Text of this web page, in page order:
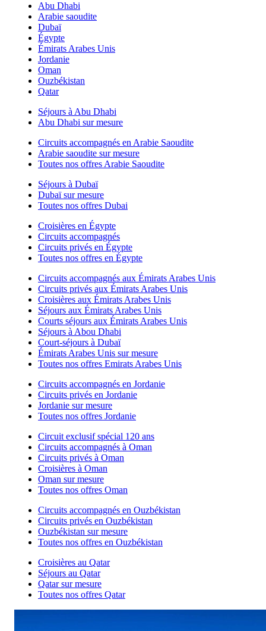
Abu Dhabi
Arabie saoudite
Dubaï
Égypte
Émirats Arabes Unis
Jordanie
Oman
Ouzbékistan
Qatar
Séjours à Abu Dhabi
Abu Dhabi sur mesure
Circuits accompagnés en Arabie Saoudite
Arabie saoudite sur mesure
Toutes nos offres Arabie Saoudite
Séjours à Dubaï
Dubaï sur mesure
Toutes nos offres Dubai
Croisières en Égypte
Circuits accompagnés
Circuits privés en Égypte
Toutes nos offres en Égypte
Circuits accompagnés aux Émirats Arabes Unis
Circuits privés aux Émirats Arabes Unis
Croisières aux Émirats Arabes Unis
Séjours aux Émirats Arabes Unis
Courts séjours aux Émirats Arabes Unis
Séjours à Abou Dhabi
Court-séjours à Dubaï
Émirats Arabes Unis sur mesure
Toutes nos offres Emirats Arabes Unis
Circuits accompagnés en Jordanie
Circuits privés en Jordanie
Jordanie sur mesure
Toutes nos offres Jordanie
Circuit exclusif spécial 120 ans
Circuits accompagnés à Oman
Circuits privés à Oman
Croisières à Oman
Oman sur mesure
Toutes nos offres Oman
Circuits accompagnés en Ouzbékistan
Circuits privés en Ouzbékistan
Ouzbékistan sur mesure
Toutes nos offres en Ouzbékistan
Croisières au Qatar
Séjours au Qatar
Qatar sur mesure
Toutes nos offres Qatar